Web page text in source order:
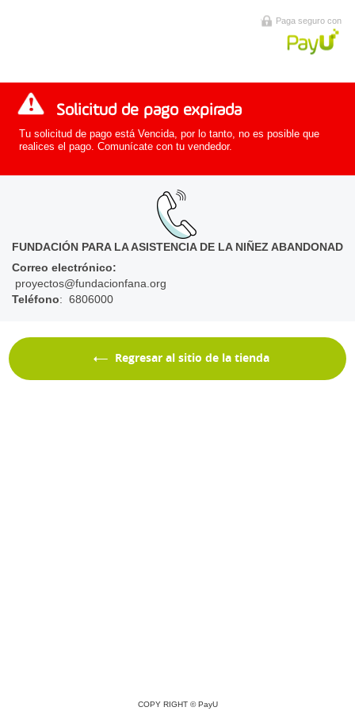
Paga seguro con
Solicitud de pago expirada
Tu solicitud de pago está Vencida, por lo tanto, no es posible que
realices el pago. Comunícate con tu vendedor.
FUNDACIÓN PARA LA ASISTENCIA DE LA NIÑEZ ABANDONAD
Correo electrónico:
proyectos@fundacionfana.org
Teléfono: 6806000
Regresar al sitio de la tienda
COPY RIGHT ©PayU